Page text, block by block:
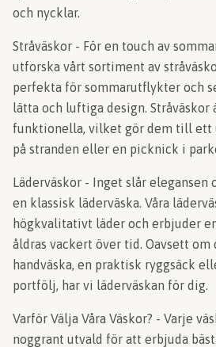
och nycklar.
Stråväskor - För en touch av
utforska vårt sortiment av
perfekta för sommarutflykter och
lätta och luftiga design. Stråväskor
funktionella, vilket gör dem till ett
på stranden eller en picknick i
Läderväskor - Inget slår elegansen
en klassisk läderväska. Våra
högkvalitativt läder och erbjuder
åldras vackert över tid. Oavsett
handväska, en praktisk ryggsäck
portfölj, har vi läderväskan för dig.
Varför Välja Våra Väskor? - Varje
noggrant utvald för att erbjuda